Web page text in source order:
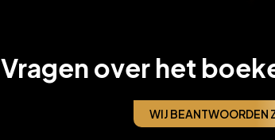
Vragen over het
WIJ BEANTWOORDEN